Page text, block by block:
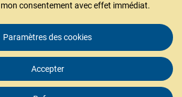
4
99 555
consentement avec effet immédiat.
Paramètres des cookies
Accepter
des données